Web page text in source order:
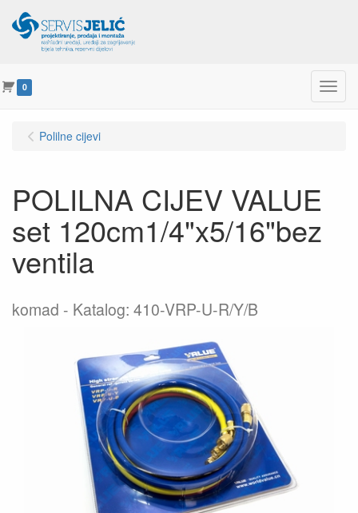
0 Menu
Polilne cijevi
POLILNA CIJEV VALUE
set 120cm1/4"x5/16"bez
ventila
komad Katalog: 410-VRP-U-R/Y/B